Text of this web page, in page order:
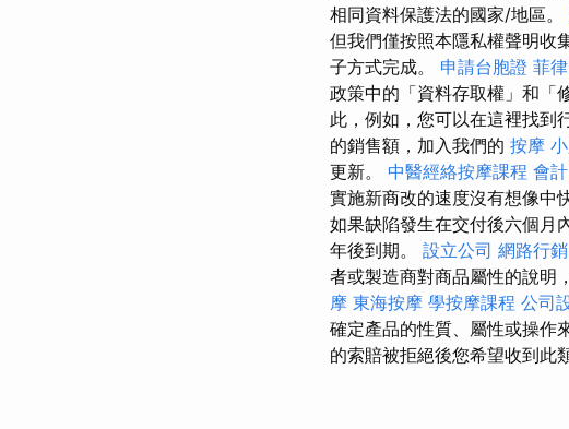
相同資料保護法的國家/地區。
但我們僅按照本隱私權聲明收
子方式完成。 申請台胞證 菲
政策中的「資料存取權」和「
此，例如，您可以在這裡找到
的銷售額，加入我們的 按摩
更新。 中醫經絡按摩課程 會
實施新商改的速度沒有想像中
如果缺陷發生在交付後六個月
年後到期。 設立公司 網路行銷
者或製造商對商品屬性的說明
摩 東海按摩 學按摩課程 公司
確定產品的性質、屬性或操作
的索賠被拒絕後您希望收到此